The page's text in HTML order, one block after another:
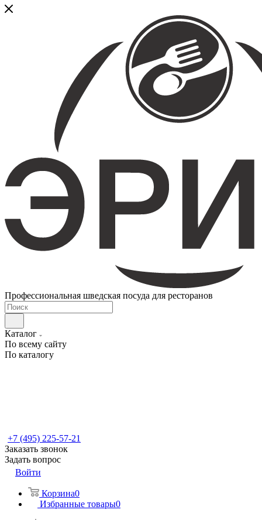
Профессиональная шведская посуда для ресторанов
Каталог
По всему сайту
По каталогу
+7 (495) 225-57-21
Заказать звонок
Задать вопрос
Войти
Корзина0
Избранные товары0